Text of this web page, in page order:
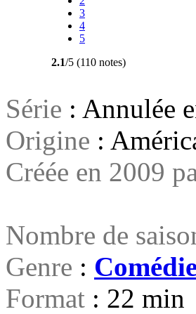
3
4
5
2.1/5 (110 notes)
Série : Annulée
Origine :
Créée en 2009
Nombre de
Genre :
Format : 22 min